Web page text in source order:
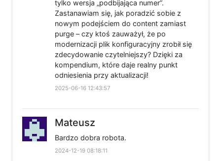
tylko wersja „podbijająca numer”.
Zastanawiam się, jak poradzić sobie z
nowym podejściem do content zamiast
purge – czy ktoś zauważył, że po
modernizacji plik konfiguracyjny zrobił się
zdecydowanie czytelniejszy? Dzięki za
kompendium, które daje realny punkt
odniesienia przy aktualizacji!
2025-06-16 12:43:57
Mateusz
Bardzo dobra robota.
2024-12-19 08:18:11